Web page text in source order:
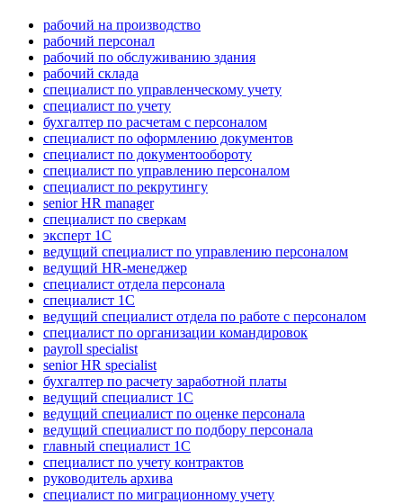
рабочий на производство
рабочий персонал
рабочий по обслуживанию здания
рабочий склада
специалист по управленческому учету
специалист по учету
бухгалтер по расчетам с персоналом
специалист по оформлению документов
специалист по документообороту
специалист по управлению персоналом
специалист по рекрутингу
senior HR manager
специалист по сверкам
эксперт 1С
ведущий специалист по управлению персоналом
ведущий HR-менеджер
специалист отдела персонала
специалист 1С
ведущий специалист отдела по работе с персоналом
специалист по организации командировок
payroll specialist
senior HR specialist
бухгалтер по расчету заработной платы
ведущий специалист 1С
ведущий специалист по оценке персонала
ведущий специалист по подбору персонала
главный специалист 1С
специалист по учету контрактов
руководитель архива
специалист по миграционному учету